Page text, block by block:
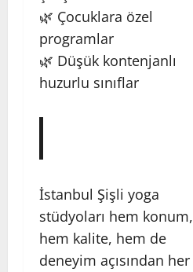
🌿 Çocuklara özel
programlar
🌿 Düşük kontenjanlı
huzurlu sınıflar
İstanbul Şişli yoga
stüdyoları hem konum,
hem kalite, hem de
deneyim açısından her